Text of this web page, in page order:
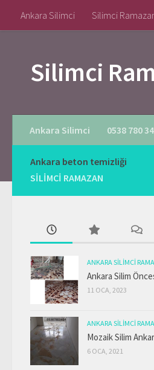
Skip to content
Ankara Silimci Silimci
Silimci
Ankara Silimci 0538 780
Ankara beton temizliği
SILIMCI RAMAZAN
ANKARA SILIMCI
Ankara Silim
11 OCA, 2023
ANKARA SILIMCI
Mozaik Silim
6 OCA, 2021